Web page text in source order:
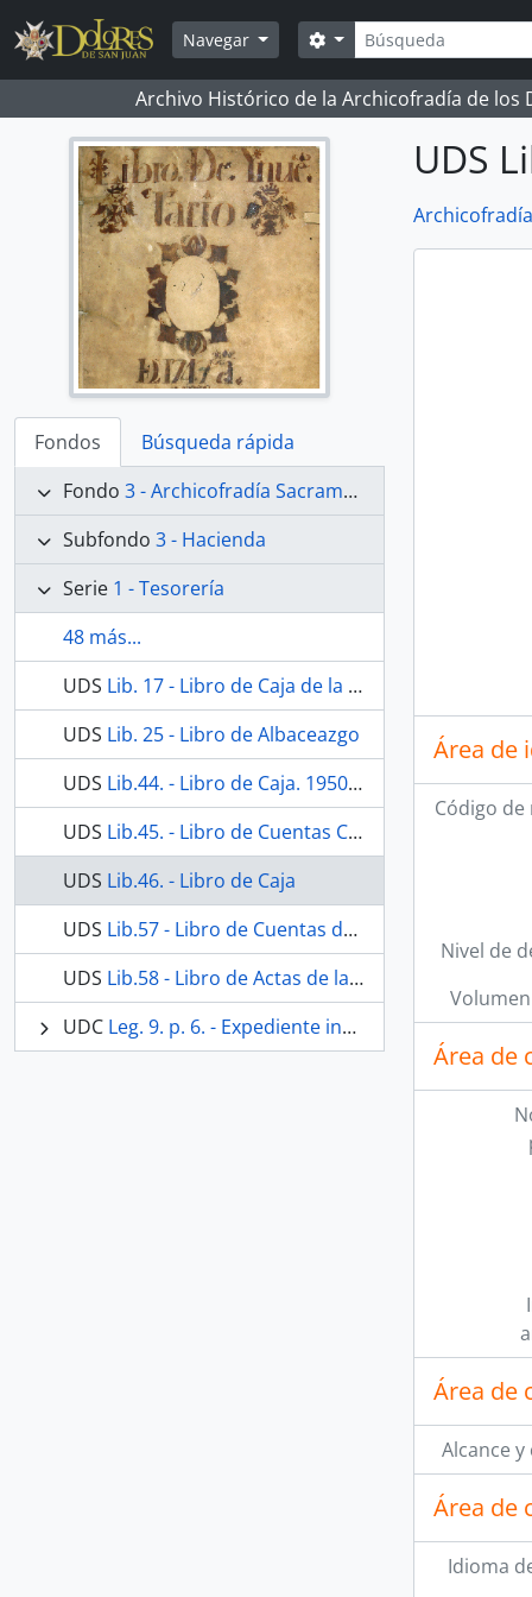
Skip to main content
Navegar
Búsqueda
Search options
Archivo Histórico de la Archicofradía de los
Fondos
Búsqueda rápida
Fondo 3 - Archicofradía Sacramental de Nuestra Señora de los Dolores
Subfondo 3 - Hacienda
Serie 1 - Tesorería
48 más...
UDS Lib. 17 - Libro de Caja de la / Archicofradía Sacramental del Nuestra Señora de los Dolores / de la / Parroquia de San Juan / del 13 de Mayo 1932 a 31 Diciembre 1949
UDS Lib. 25 - Libro de Albaceazgo
UDS Lib.44. - Libro de Caja. 1950-1977
UDS Lib.45. - Libro de Cuentas Corrientes. 1977-1978
UDS Lib.46. - Libro de Caja
UDS Lib.57 - Libro de Cuentas del Grupo Joven
UDS Lib.58 - Libro de Actas de la Junta Ecómica del Consejo Parroquial de San Juan Bautista
UDC Leg. 9. p. 6. - Expediente incoado por el Fiscal Eclesiástico del Obispado de Málaga a la Hermandad de Ntra. Sra. de los Dolores, de San Juan por la no presentación de sus cuentas ante la autoridad eclesiástica.
UDS
Área de
Código
Nivel de
Área de
Área de
Alcance
Área de
Idioma